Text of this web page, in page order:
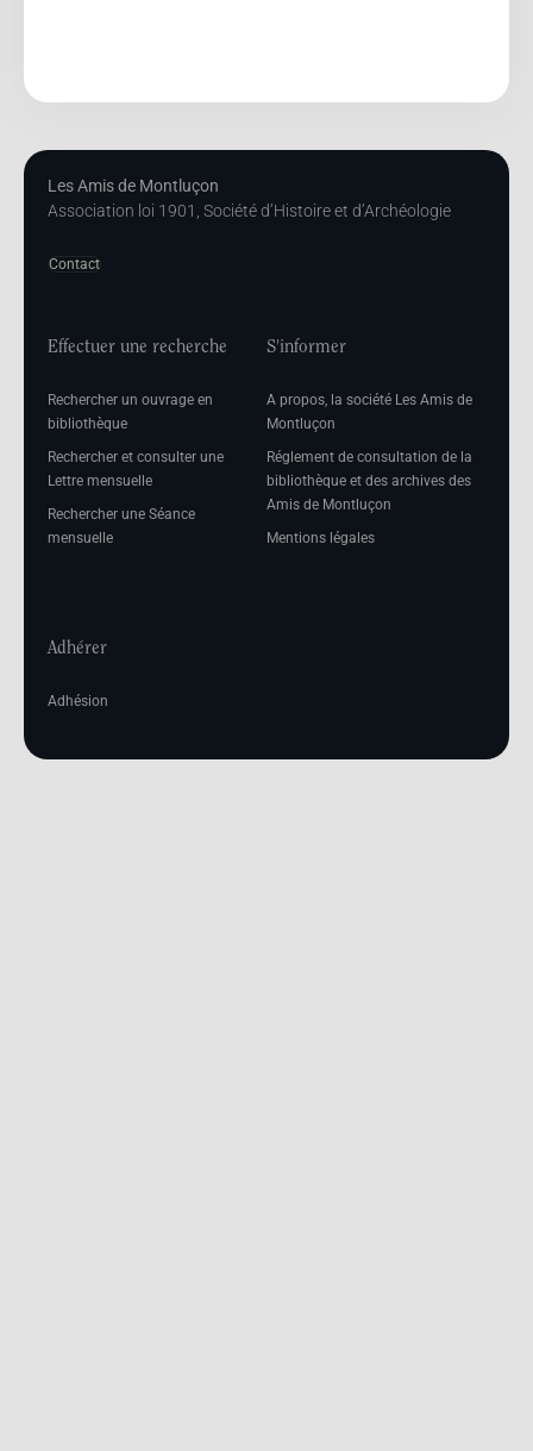
Les Amis de Montluçon
Association loi 1901, Société d’Histoire et d’Archéologie
Contact
Effectuer une recherche
Rechercher un ouvrage en
bibliothèque
Rechercher et consulter une
Lettre mensuelle
Rechercher une Séance
mensuelle
S'informer
A propos, la société Les Amis de
Montluçon
Réglement de consultation de la
bibliothèque et des archives des
Amis de Montluçon
Mentions légales
Adhérer
Adhésion